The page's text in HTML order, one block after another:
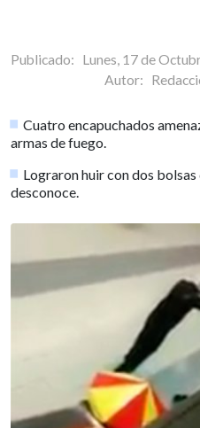
Publicado: Lunes, 17 de
Autor:
Cuatro encapuchados
armas de fuego.
Lograron huir con dos
desconoce.